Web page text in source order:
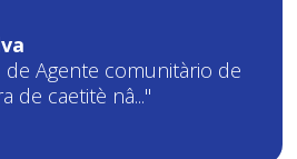
Agente comunitàrio de
de caetitè nâ..."